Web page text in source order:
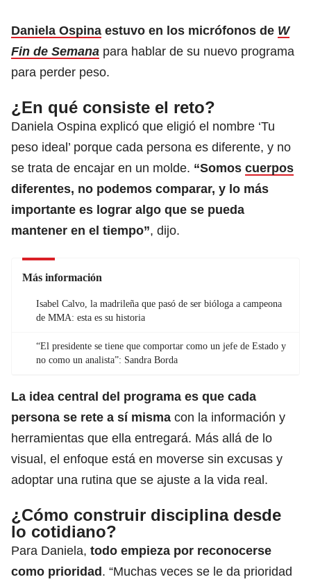
Daniela Ospina estuvo en los micrófonos de W
Fin de Semana para hablar de su nuevo programa
para perder peso.
¿En qué consiste el reto?
Daniela Ospina explicó que eligió el nombre ‘Tu
peso ideal’ porque cada persona es diferente, y no
se trata de encajar en un molde. “Somos cuerpos
diferentes, no podemos comparar, y lo más
importante es lograr algo que se pueda
mantener en el tiempo”, dijo.
Más información
Isabel Calvo, la madrileña que pasó de ser bióloga a campeona
de MMA: esta es su historia
“El presidente se tiene que comportar como un jefe de Estado y
no como un analista”: Sandra Borda
La idea central del programa es que cada
persona se rete a sí misma con la información y
herramientas que ella entregará. Más allá de lo
visual, el enfoque está en moverse sin excusas y
adoptar una rutina que se ajuste a la vida real.
¿Cómo construir disciplina desde
lo cotidiano?
Para Daniela, todo empieza por reconocerse
como prioridad. “Muchas veces se le da prioridad